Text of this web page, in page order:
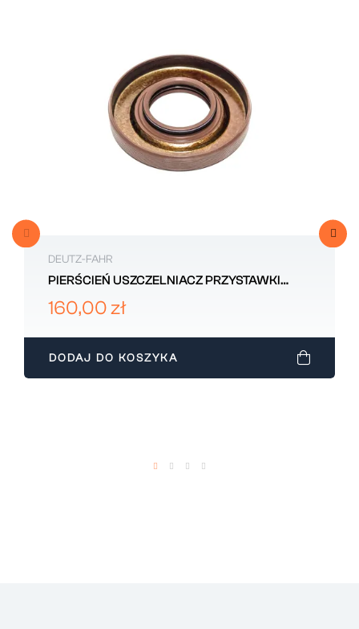
DEUTZ-FAHR
PIERŚCIEŃ USZCZELNIACZ PRZYSTAWKI
PRZEDNIEGO NAPĘDU DEUTZ-FAHR...
160,00 zł
DODAJ DO KOSZYKA